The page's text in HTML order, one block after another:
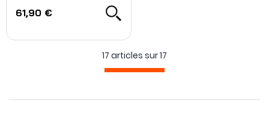
61,90 €
17 articles sur17